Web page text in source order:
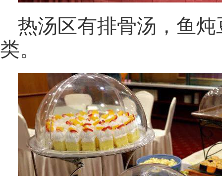
热汤区有排骨汤，鱼
类。